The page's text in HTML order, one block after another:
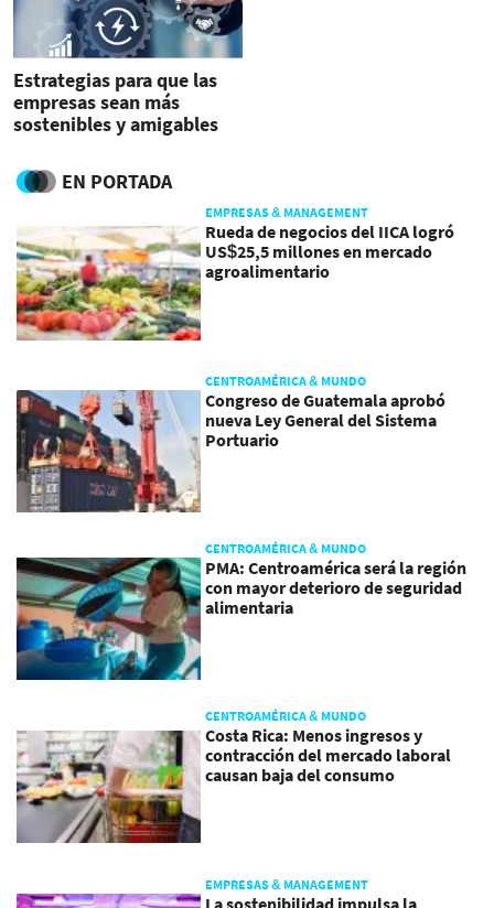
Estrategias para que las
empresas sean más
sostenibles y amigables
EN PORTADA
EMPRESAS & MANAGEMENT
Rueda de negocios del IICA logró
US$25,5 millones en mercado
agroalimentario
CENTROAMÉRICA & MUNDO
Congreso de Guatemala aprobó
nueva Ley General del Sistema
Portuario
CENTROAMÉRICA & MUNDO
PMA: Centroamérica será la región
con mayor deterioro de seguridad
alimentaria
CENTROAMÉRICA & MUNDO
Costa Rica: Menos ingresos y
contracción del mercado laboral
causan baja del consumo
EMPRESAS & MANAGEMENT
La sostenibilidad impulsa la